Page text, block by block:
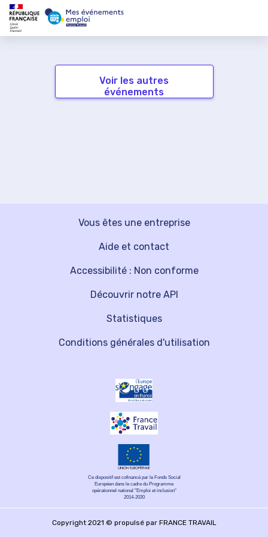
Voir les autres
événements
Vous êtes une entreprise
Découvrir notre API
Aide et contact
Statistiques
Accessibilité : Non conforme
Conditions générales d'utilisation
Ce dispositif est cofinancé par le Fonds Social
Européen dans le cadre du Programme
opérationnel national "Emploi et inclusion"
2014-2020
Copyright 2021 © propulsé par FRANCE TRAVAIL